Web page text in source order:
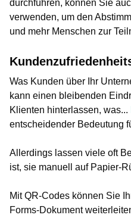
durchführen, können Sie
verwenden, um den
und mehr Menschen zur
Was Kunden über Ihr
kann einen bleibenden
Klienten hinterlassen, was...
entscheidender Bedeutung
Allerdings lassen viele oft
ist, sie manuell auf Papier-
Mit QR-Codes können Sie
Forms-Dokument